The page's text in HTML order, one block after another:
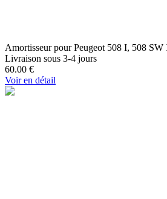
Amortisseur pour Peugeot 508 I, 508
Livraison sous 3-4 jours
60.00 €
Voir en détail